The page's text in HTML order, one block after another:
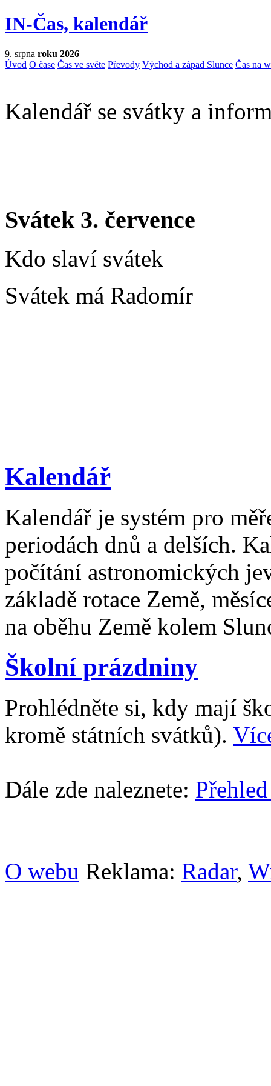
IN-Čas, kalendář
9. srpna roku 2026
Úvod O čase Čas ve světe Převody Východ a západ Slunce Čas na
Kalendář se svátky a
Svátek 3. července
Kdo slaví svátek
Svátek má Radomír
Kalendář
Kalendář je systém pro
periodách dnů a delších.
počítání astronomických
základě rotace Země,
na oběhu Země kolem
Školní prázdniny
Prohlédněte si, kdy mají
kromě státních svátků).
Dále zde naleznete:
O webu Reklama: Radar,